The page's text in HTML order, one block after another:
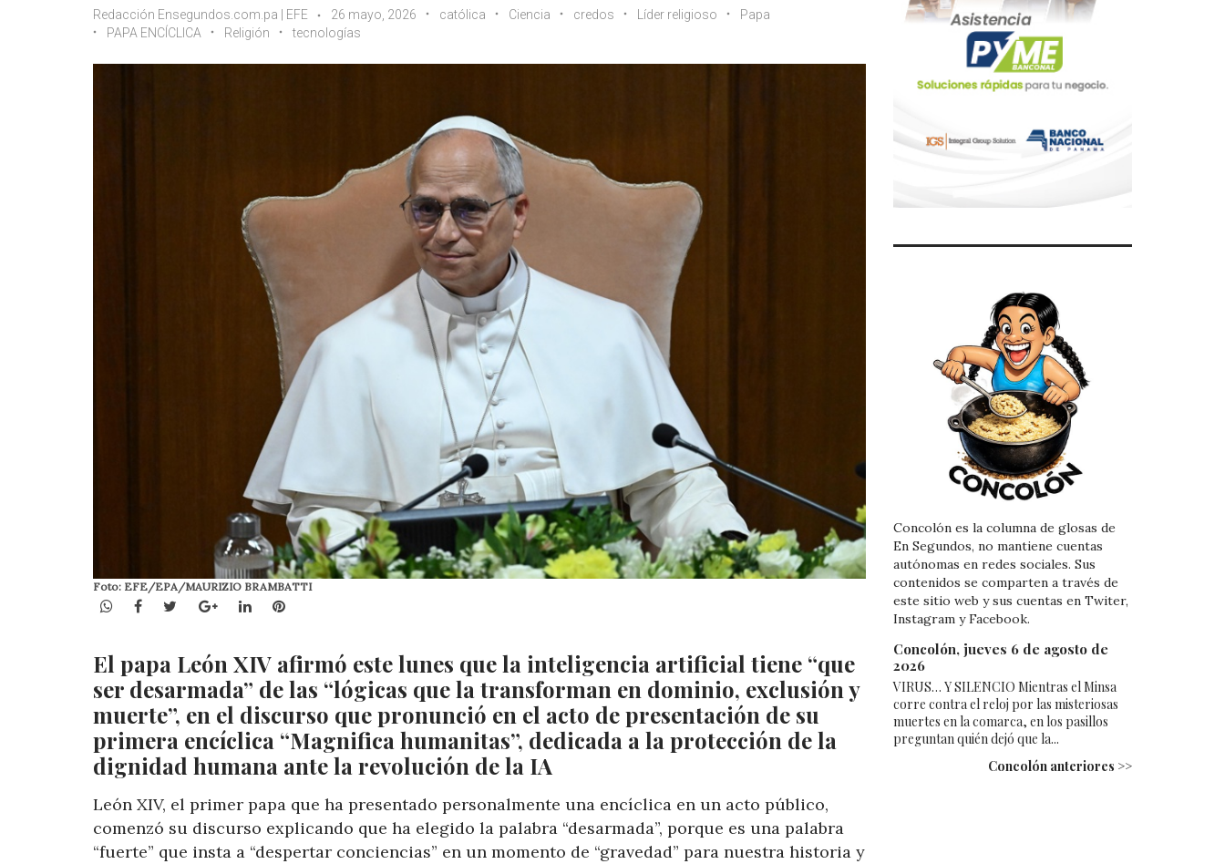
Redacción Ensegundos.com.pa | EFE 26 mayo, 2026 católica Ciencia credos Líder religioso
Papa
PAPA ENCÍCLICA
Religión tecnologías
Foto: EFE/EPA/MAURIZIO BRAMBATTI
WhatsApp
Facebook
TwitterGoogle+LinkedInPinterest
El papa León XIV afirmó este lunes que la inteligencia artificial tiene “que
ser desarmada” de las “lógicas que la transforman en dominio, exclusión y
muerte”, en el discurso que pronunció en el acto de presentación de su
primera encíclica “Magnifica humanitas”, dedicada a la protección de la
dignidad humana ante la revolución de la IA
León XIV, el primer papa que ha presentado personalmente una encíclica en un acto público,
comenzó su discurso explicando que ha elegido la palabra “desarmada”, porque es una palabra
“fuerte” que insta a “despertar conciencias” en un momento de “gravedad” para nuestra historia y
Concolón es la columna de glosas de
En Segundos, no mantiene cuentas
autónomas en redes sociales. Sus
contenidos se comparten a través de
este sitio web y sus cuentas en Twiter,
Instagram y Facebook.
Concolón, jueves 6 de agosto de
2026
VIRUS… Y SILENCIO Mientras el Minsa
corre contra el reloj por las misteriosas
muertes en la comarca, en los pasillos
preguntan quién dejó que la...
Concolón anteriores >>